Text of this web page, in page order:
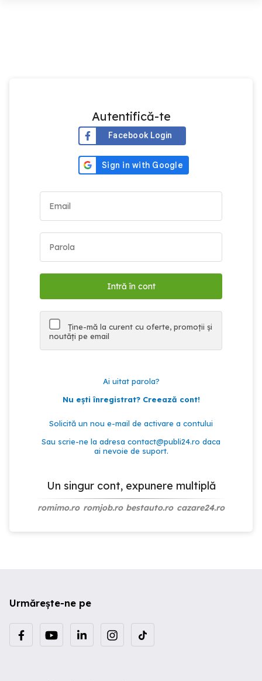
Autentifică-te
Facebook Login
Ține-mă la curent cu oferte, promoții și
noutăți pe email
Ai uitat parola?
Nu ești înregistrat? Creează cont!
Solicită un nou e-mail de activare a contului
Sau scrie-ne la adresa contact@publi24.ro daca
ai nevoie de suport.
Un singur cont, expunere multiplă
romimo.ro romjob.ro bestauto.ro cazare24.ro
Urmărește-ne pe